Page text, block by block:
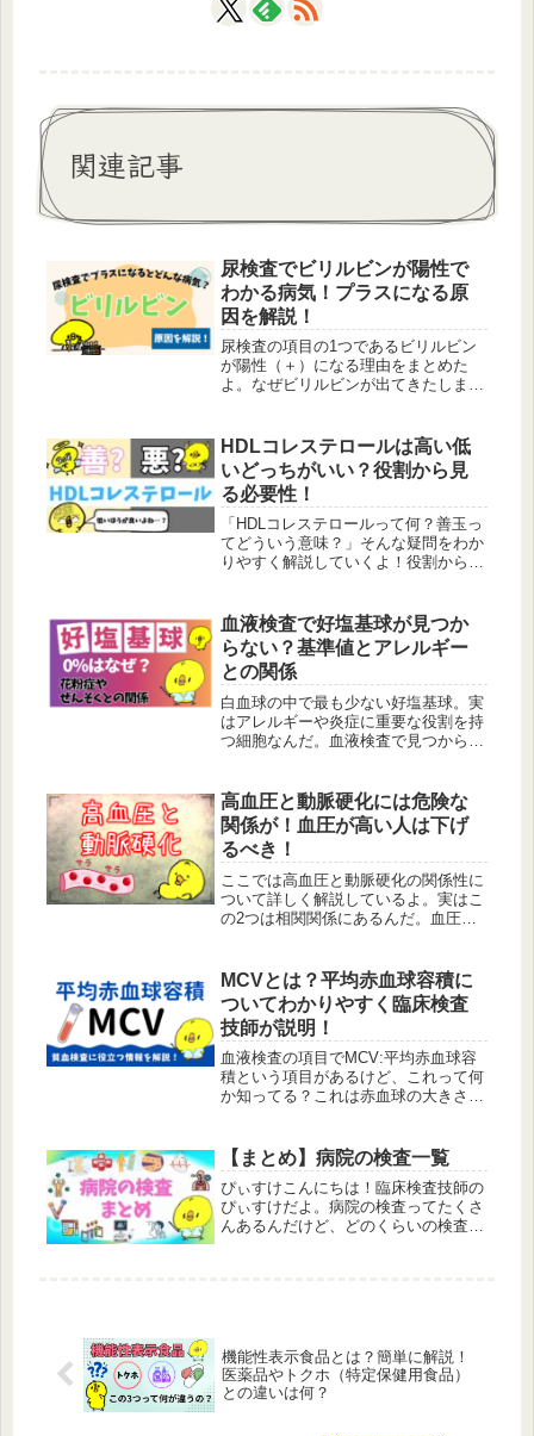
関連記事
尿検査でビリルビンが陽性で
わかる病気！プラスになる原
因を解説！
尿検査の項目の1つであるビリルビン
が陽性（＋）になる理由をまとめた
よ。なぜビリルビンが出てきたしまう
HDLコレステロールは高い低
いどっちがいい？役割から見
る必要性！
「HDLコレステロールって何？善玉っ
てどういう意味？」そんな疑問をわか
りやすく解説していくよ！役割から数
血液検査で好塩基球が見つか
らない？基準値とアレルギー
との関係
白血球の中で最も少ない好塩基球。実
はアレルギーや炎症に重要な役割を持
つ細胞なんだ。血液検査で見つからな
高血圧と動脈硬化には危険な
関係が！血圧が高い人は下げ
るべき！
ここでは高血圧と動脈硬化の関係性に
ついて詳しく解説しているよ。実はこ
の2つは相関関係にあるんだ。血圧が
なことが起こるのかとまとめている
よ。
MCVとは？平均赤血球容積に
ついてわかりやすく臨床検査
技師が説明！
血液検査の項目でMCV:平均赤血球容
積という項目があるけど、これって何
か知ってる？これは赤血球の大きさを
いで何が違うのかを解説しているよ。
他の項目と比較して詳しく貧血を見る
方法もあるよ。
【まとめ】病院の検査一覧
ぴぃすけこんにちは！臨床検査技師の
ぴぃすけだよ。病院の検査ってたくさ
んあるんだけど、どのくらいの検査の
機能性表示食品とは？簡単に解説！
医薬品やトクホ（特定保健用食品）
との違いは何？